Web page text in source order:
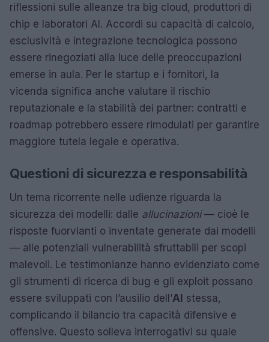
riflessioni sulle alleanze tra big cloud, produttori di
chip e laboratori AI. Accordi su capacità di calcolo,
esclusività e integrazione tecnologica possono
essere rinegoziati alla luce delle preoccupazioni
emerse in aula. Per le startup e i fornitori, la
vicenda significa anche valutare il rischio
reputazionale e la stabilità dei partner: contratti e
roadmap potrebbero essere rimodulati per garantire
maggiore tutela legale e operativa.
Questioni di sicurezza e responsabilità
Un tema ricorrente nelle udienze riguarda la
sicurezza dei modelli: dalle allucinazioni— cioè le
risposte fuorvianti o inventate generate dai modelli
— alle potenziali vulnerabilità sfruttabili per scopi
malevoli. Le testimonianze hanno evidenziato come
gli strumenti di ricerca di bug e gli exploit possano
essere sviluppati con l’ausilio dell’AI stessa,
complicando il bilancio tra capacità difensive e
offensive. Questo solleva interrogativi su quale